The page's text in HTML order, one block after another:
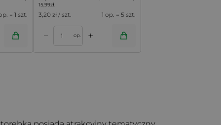
= 1 szt.
15,99zł.
3,20 zł / szt. 1 op. = 5 szt.
– op. +